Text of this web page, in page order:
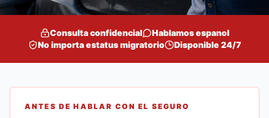
Consulta confidencial
Hablamos espanol
No importa estatus migratorio
Disponible 24/7
ANTES DE HABLAR CON EL SEGURO